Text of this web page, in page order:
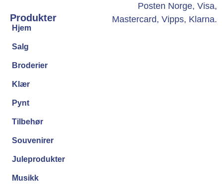
Produkter
Hjem
Salg
Broderier
Klær
Pynt
Tilbehør
Souvenirer
Juleprodukter
Musikk